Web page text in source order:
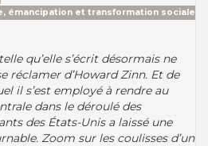
émancipation et transformation sociale
qu’elle s’écrit désormais ne
réclamer d’Howard Zinn. Et de
il s’est employé à rendre au
dans le déroulé des
des États-Unis a laissé une
Zoom sur les coulisses d’une